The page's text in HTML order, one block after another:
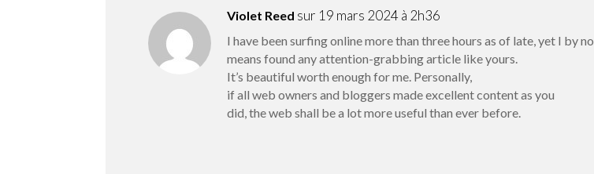
Violet Reed sur 19 mars 2024 à 2h36
I have been surfing online more than three hours as of late, yet I by no
means found any attention-grabbing article like yours.
It’s beautiful worth enough for me. Personally,
if all web owners and bloggers made excellent content as you
did, the web shall be a lot more useful than ever before.